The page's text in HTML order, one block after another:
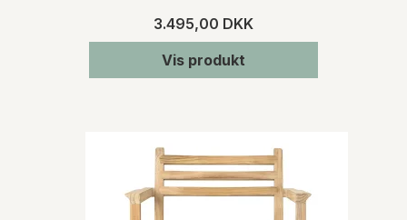
3.495,00 DKK
Vis produkt